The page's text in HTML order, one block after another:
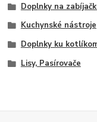
Doplnky na
Kuchynské nástroje
Doplnky ku
Lisy, Pasírovače